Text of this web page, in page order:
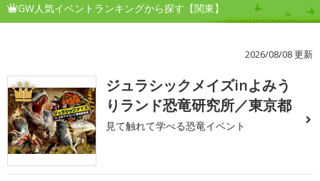
GW人気イベントランキングから探す【関東】
2026/08/08 更新
1
ジュラシックメイズinよみう
りランド恐竜研究所／東京都
見て触れて学べる恐竜イベント